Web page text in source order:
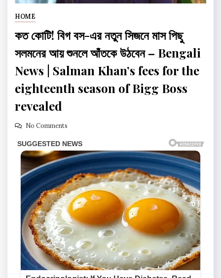
HOME
কত কোটি! বিগ বস-এর নতুন সিজনে মাস পিছু
সলমনের আয় শুনলে আঁতকে উঠবেন – Bengali
News | Salman Khan’s fees for the
eighteenth season of Bigg Boss
revealed
No Comments